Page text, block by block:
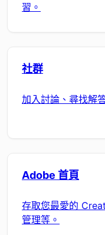
習。
社群
加入討論、尋找解
Adobe 首頁
存取您最愛的
管理等。